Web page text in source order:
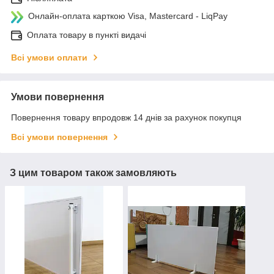
Онлайн-оплата карткою Visa, Mastercard - LiqPay
Оплата товару в пункті видачі
Всі умови оплати
Умови повернення
Повернення товару впродовж 14 днів за рахунок покупця
Всі умови повернення
З цим товаром також замовляють